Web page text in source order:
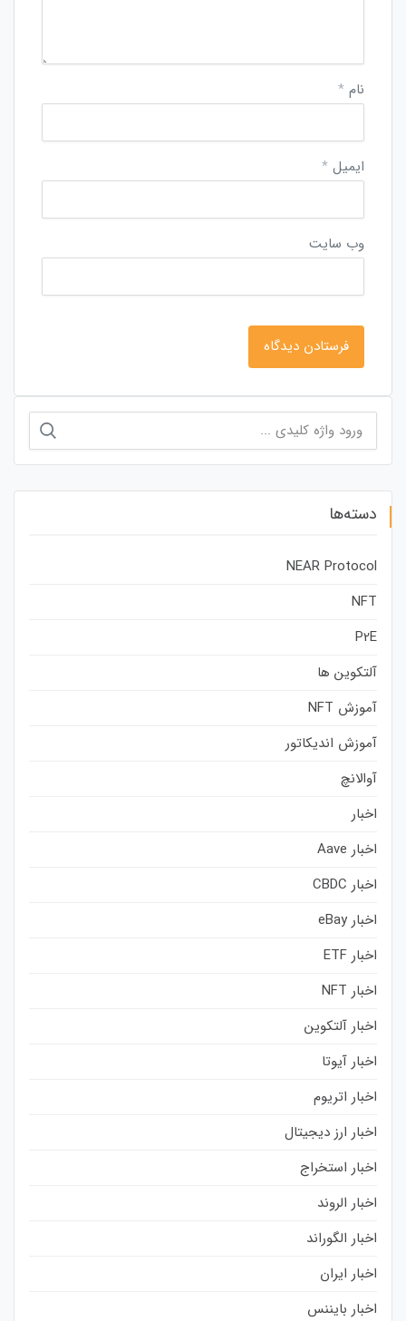
نام *
ایمیل *
وب‌ سایت
برای:
دسته‌ها
NEAR Protocol
NFT
P2E
آلتکوین ها
آموزش NFT
آموزش اندیکاتور
آوالانچ
اخبار
اخبار Aave
اخبار CBDC
اخبار eBay
اخبار ETF
اخبار NFT
اخبار آلتکوین
اخبار آیوتا
اخبار اتریوم
اخبار ارز دیجیتال
اخبار استخراج
اخبار الروند
اخبار الگوراند
اخبار ایران
اخبار بایننس